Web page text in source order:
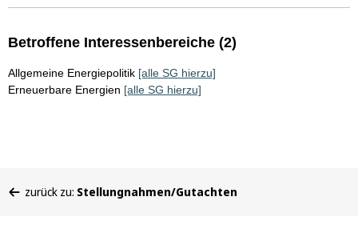
Betroffene Interessenbereiche (2)
Allgemeine Energiepolitik [alle SG hierzu]
Erneuerbare Energien [alle SG hierzu]
befinden
zurück zu: Stellungnahmen/Gutachten